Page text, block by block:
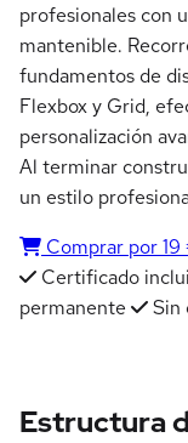
profesionales con
mantenible.
fundamentos de
Flexbox y Grid,
personalización
Al terminar
un estilo
Comprar por 19
Certificado
permanente
Sin
Estructura